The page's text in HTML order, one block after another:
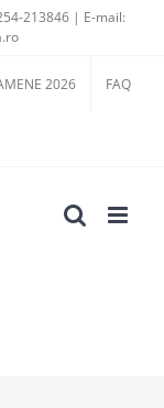
213846 | E-mail:
2026 FAQ